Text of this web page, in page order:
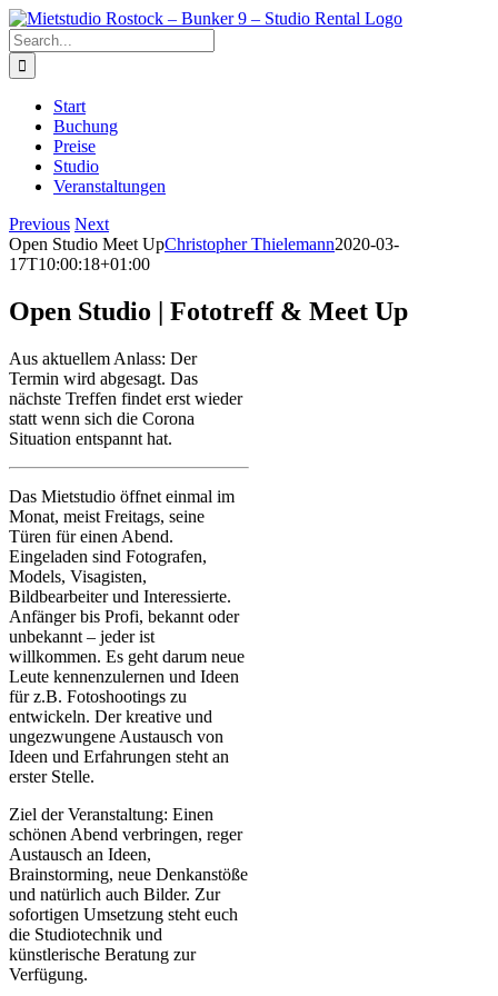
Skip
to
content
Search
for:
Start
Buchung
Preise
Studio
Veranstaltungen
Previous Next
Open Studio Meet UpChristopher Thielemann2020-03-
17T10:00:18+01:00
Open Studio | Fototreff & Meet Up
Aus aktuellem Anlass: Der
Termin wird abgesagt. Das
nächste Treffen findet erst wieder
statt wenn sich die Corona
Situation entspannt hat.
Das Mietstudio öffnet einmal im
Monat, meist Freitags, seine
Türen für einen Abend.
Eingeladen sind Fotografen,
Models, Visagisten,
Bildbearbeiter und Interessierte.
Anfänger bis Profi, bekannt oder
unbekannt – jeder ist
willkommen. Es geht darum neue
Leute kennenzulernen und Ideen
für z.B. Fotoshootings zu
entwickeln. Der kreative und
ungezwungene Austausch von
Ideen und Erfahrungen steht an
erster Stelle.
Ziel der Veranstaltung: Einen
schönen Abend verbringen, reger
Austausch an Ideen,
Brainstorming, neue Denkanstöße
und natürlich auch Bilder. Zur
sofortigen Umsetzung steht euch
die Studiotechnik und
künstlerische Beratung zur
Verfügung.